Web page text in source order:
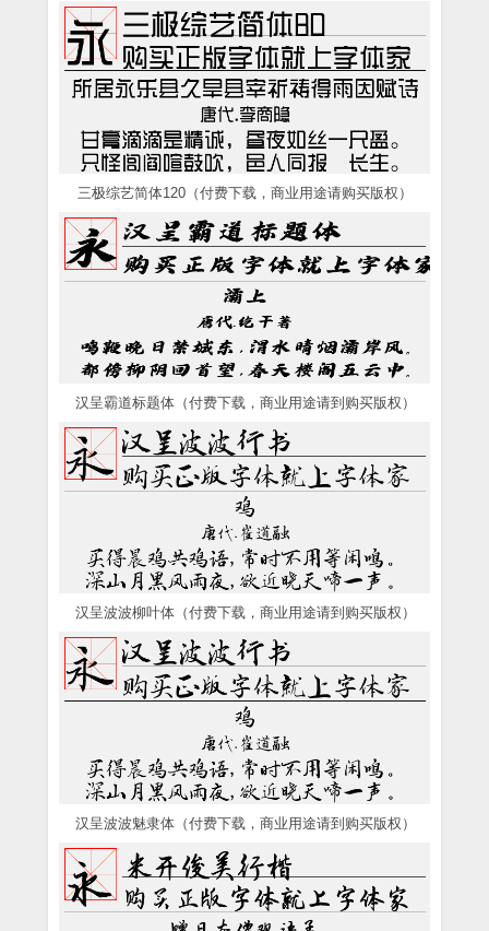
三极综艺简体120（付费下载，商业用途请购买版权）
汉呈霸道标题体（付费下载，商业用途请到购买版权）
汉呈波波柳叶体（付费下载，商业用途请到购买版权）
汉呈波波魅隶体（付费下载，商业用途请到购买版权）